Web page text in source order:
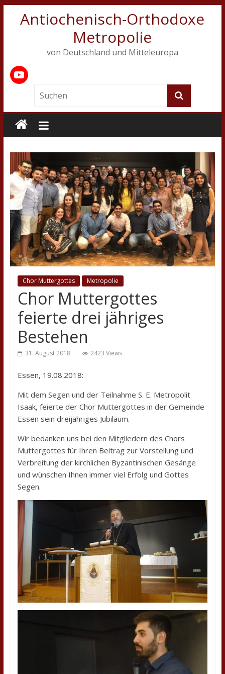
Antiochenisch-Orthodoxe
Metropolie
von Deutschland und Mitteleuropa
Chor Muttergottes Metropolie
Chor Muttergottes
feierte drei jähriges
Bestehen
31. August 2018 2423 Views
Essen, 19.08.2018:
Mit dem Segen und der Teilnahme S. E. Metropolit
Isaak, feierte der Chor Muttergottes in der Gemeinde
Essen sein dreijähriges Jubiläum.
Wir bedanken uns bei den Mitgliedern des Chors
Muttergottes für Ihren Beitrag zur Vorstellung und
Verbreitung der kirchlichen Byzantinischen Gesänge
und wünschen Ihnen immer viel Erfolg und Gottes
Segen.